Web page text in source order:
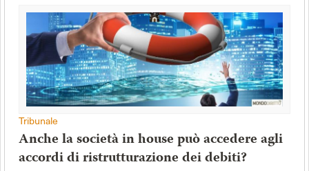
Tribunale
Anche la società in house può accedere agli
accordi di ristrutturazione dei debiti?